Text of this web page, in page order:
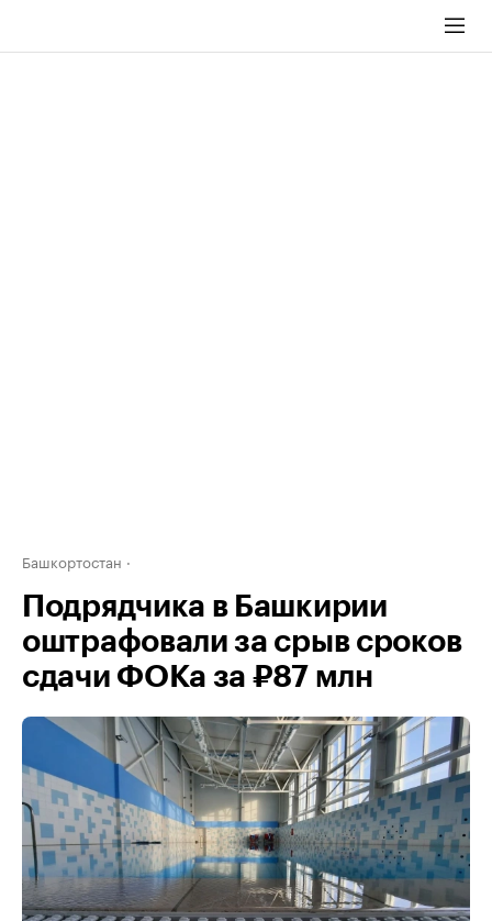
Башкортостан
Подрядчика в Башкирии
оштрафовали за срыв сроков
сдачи ФОКа за ₽87 млн